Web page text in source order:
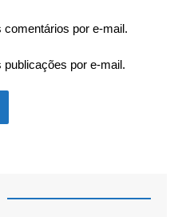
por e-mail.
por e-mail.